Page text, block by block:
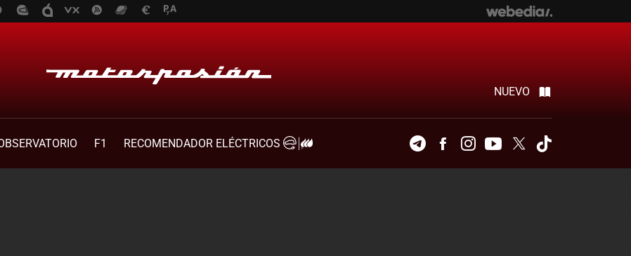
NUEVO
F1
RECOMENDADOR ELÉCTRICOS
TelegramFacebookInstagramYoutubeTwitter